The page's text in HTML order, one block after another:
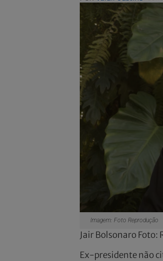
Imagem: Foto Reprodução
Jair Bolsonaro Foto:
Ex-presidente não